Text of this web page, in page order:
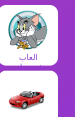
العاب
شخصيات